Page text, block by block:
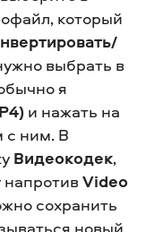
который
выбрать в
я
и нажать на
с ним. В
Видеокодек,
напротивVideo
сохранить